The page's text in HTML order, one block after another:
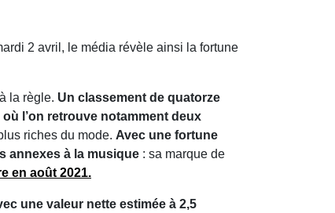
2 avril, le média révèle ainsi la fortune
la règle. Un classement de quatorze
l’on retrouve notamment deux
riches du mode. Avec une fortune
annexes à la musique : sa marque de
en août 2021.
une valeur nette estimée à 2,5